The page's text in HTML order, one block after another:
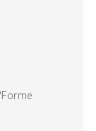
koje se
pojmove
no ja u tome
vlastitog
osobnosti